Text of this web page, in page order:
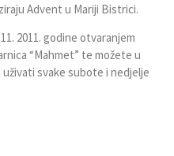
Advent u Mariji Bistrici.
2011. godine otvaranjem
“Mahmet” te možete u
svake subote i nedjelje